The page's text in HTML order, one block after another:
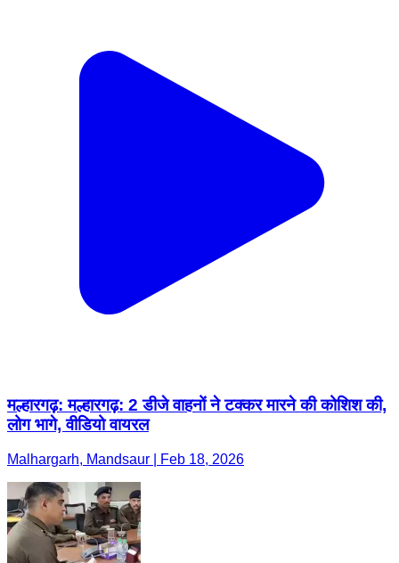
मल्हारगढ़: मल्हारगढ़: 2 डीजे वाहनों ने टक्कर मारने की कोशिश की,
लोग भागे, वीडियो वायरल
Malhargarh, Mandsaur | Feb 18, 2026